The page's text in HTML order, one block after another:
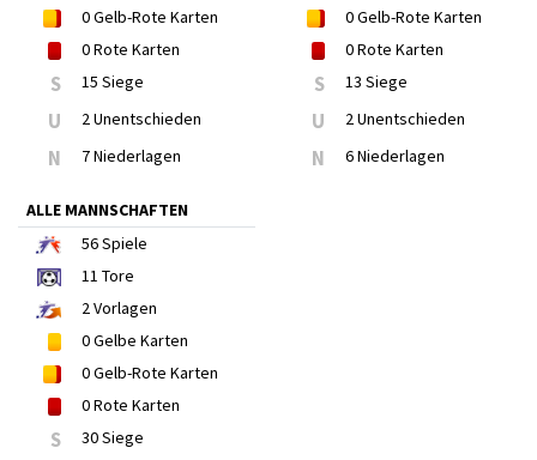
0Gelb-Rote Karten
0Rote Karten
S 15 Siege
U 2 Unentschieden
N 7 Niederlagen
0Gelb-Rote Karten
0Rote Karten
S 13 Siege
U 2 Unentschieden
N 6 Niederlagen
ALLE MANNSCHAFTEN
56Spiele
11 Tore
2Vorlagen
0Gelbe Karten
0Gelb-Rote Karten
0Rote Karten
S 30 Siege